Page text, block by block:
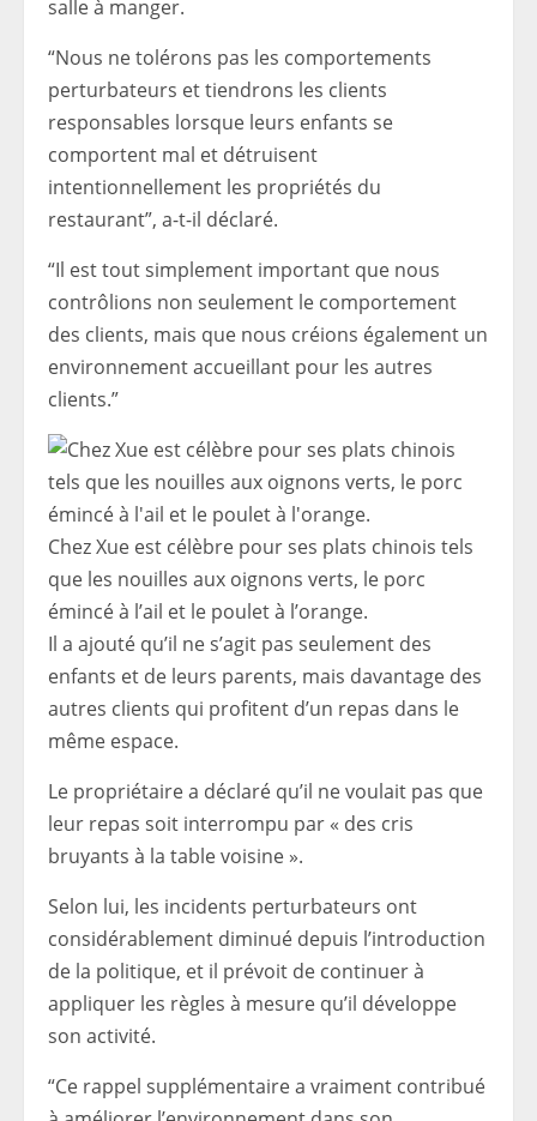
salle à manger.
“Nous ne tolérons pas les comportements
perturbateurs et tiendrons les clients
responsables lorsque leurs enfants se
comportent mal et détruisent
intentionnellement les propriétés du
restaurant”, a-t-il déclaré.
“Il est tout simplement important que nous
contrôlions non seulement le comportement
des clients, mais que nous créions également un
environnement accueillant pour les autres
clients.”
Chez Xue est célèbre pour ses plats chinois tels
que les nouilles aux oignons verts, le porc
émincé à l’ail et le poulet à l’orange.
Il a ajouté qu’il ne s’agit pas seulement des
enfants et de leurs parents, mais davantage des
autres clients qui profitent d’un repas dans le
même espace.
Le propriétaire a déclaré qu’il ne voulait pas que
leur repas soit interrompu par « des cris
bruyants à la table voisine ».
Selon lui, les incidents perturbateurs ont
considérablement diminué depuis l’introduction
de la politique, et il prévoit de continuer à
appliquer les règles à mesure qu’il développe
son activité.
“Ce rappel supplémentaire a vraiment contribué